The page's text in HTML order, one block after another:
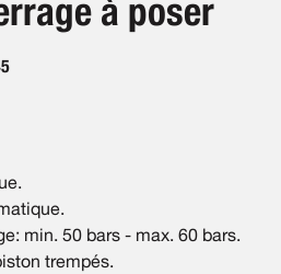
à poser
min. 50 bars - max. 60 bars.
trempés.